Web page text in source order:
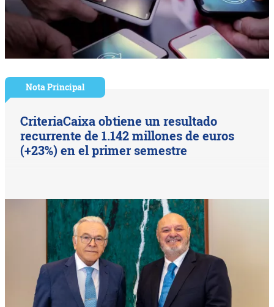
Nota Principal
CriteriaCaixa obtiene un resultado
recurrente de 1.142 millones de euros
(+23%) en el primer semestre